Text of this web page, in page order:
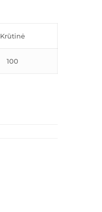
Krūtinė
100